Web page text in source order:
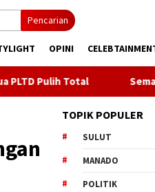
Pencarian
OPINI
Semarakkan HUT ke
TOPIK POPULER
SULUT
MANADO
POLITIK